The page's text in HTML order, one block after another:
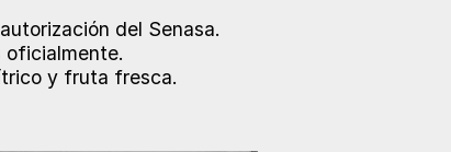
del Senasa.
oficialmente.
y fruta fresca.